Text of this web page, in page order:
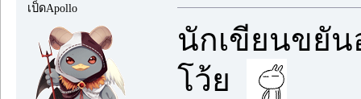
เป็ดApollo
นักเขียนขยัน
โว้ย